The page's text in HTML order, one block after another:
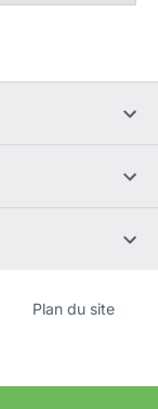
Plan du site